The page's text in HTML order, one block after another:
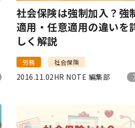
社会保険は強制加入？強
適用・任意適用の違いを
しく解説
労務 社会保険
2016.11.02HR NOTE 編集部